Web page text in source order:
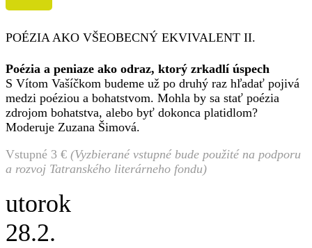
POÉZIA AKO VŠEOBECNÝ EKVIVALENT II.
Poézia a peniaze ako odraz, ktorý zrkadlí úspech
S Vítom Vašíčkom budeme už po druhý raz hľadať pojivá
medzi poéziou a bohatstvom. Mohla by sa stať poézia
zdrojom bohatstva, alebo byť dokonca platidlom?
Moderuje Zuzana Šimová.
Vstupné 3 € (Vyzbierané vstupné bude použité na podporu
a rozvoj Tatranského literárneho fondu)
utorok
28.2.